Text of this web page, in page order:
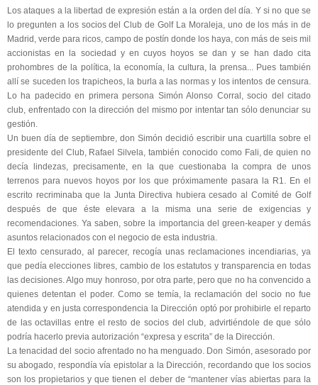
Los ataques a la libertad de expresión están a la orden del día. Y si no que se
lo pregunten a los socios del Club de Golf La Moraleja, uno de los más in de
Madrid, verde para ricos, campo de postín donde los haya, con más de seis mil
accionistas en la sociedad y en cuyos hoyos se dan y se han dado cita
prohombres de la política, la economía, la cultura, la prensa... Pues también
allí se suceden los trapicheos, la burla a las normas y los intentos de censura.
Lo ha padecido en primera persona Simón Alonso Corral, socio del citado
club, enfrentado con la dirección del mismo por intentar tan sólo denunciar su
gestión.
Un buen día de septiembre, don Simón decidió escribir una cuartilla sobre el
presidente del Club, Rafael Silvela, también conocido como Fali, de quien no
decía lindezas, precisamente, en la que cuestionaba la compra de unos
terrenos para nuevos hoyos por los que próximamente pasara la R1. En el
escrito recriminaba que la Junta Directiva hubiera cesado al Comité de Golf
después de que éste elevara a la misma una serie de exigencias y
recomendaciones. Ya saben, sobre la importancia del green-keaper y demás
asuntos relacionados con el negocio de esta industria.
El texto censurado, al parecer, recogía unas reclamaciones incendiarias, ya
que pedía elecciones libres, cambio de los estatutos y transparencia en todas
las decisiones. Algo muy honroso, por otra parte, pero que no ha convencido a
quienes detentan el poder. Como se temía, la reclamación del socio no fue
atendida y en justa correspondencia la Dirección optó por prohibirle el reparto
de las octavillas entre el resto de socios del club, advirtiéndole de que sólo
podría hacerlo previa autorización “expresa y escrita” de la Dirección.
La tenacidad del socio afrentado no ha menguado. Don Simón, asesorado por
su abogado, respondía vía epistolar a la Dirección, recordando que los socios
son los propietarios y que tienen el deber de “mantener vías abiertas para la